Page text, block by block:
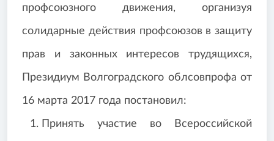
профсоюзного движения, организуя
солидарные действия профсоюзов в защиту
прав и законных интересов трудящихся,
Президиум Волгоградского облсовпрофа от
16 марта 2017 года постановил:
Принять участие во Всероссийской